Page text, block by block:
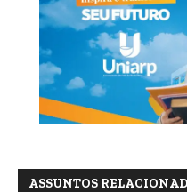
ASSUNTOS